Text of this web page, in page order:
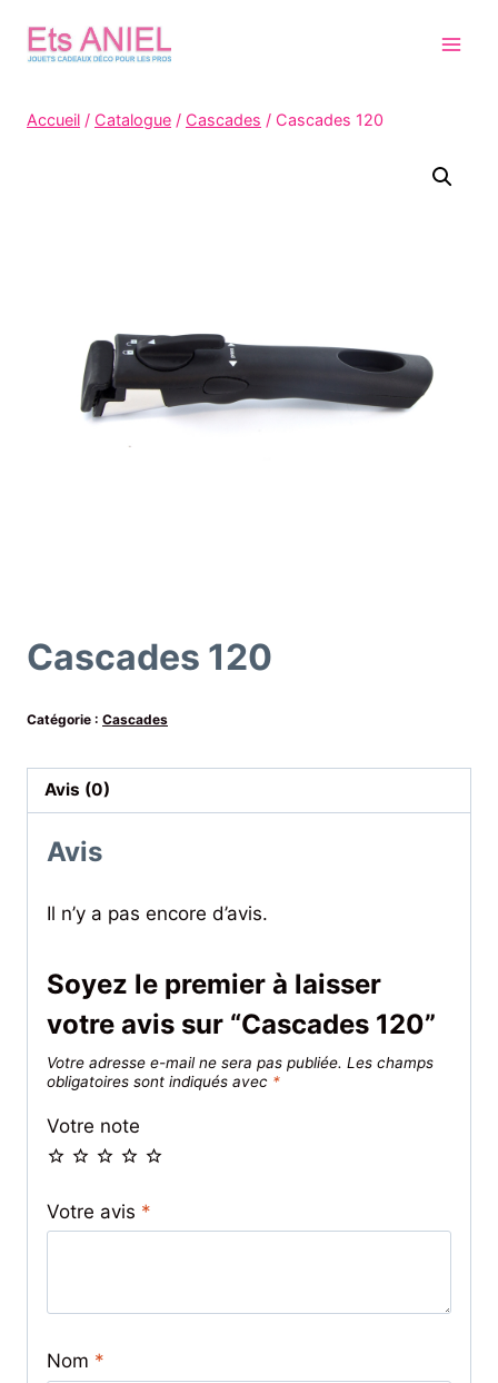
Accueil / Catalogue / Cascades / Cascades 120
Cascades 120
Catégorie : Cascades
Avis (0)
Avis
Il n’y a pas encore d’avis.
Soyez le premier à laisser
votre avis sur “Cascades 120”
Votre adresse e-mail ne sera pas publiée. Les champs
obligatoires sont indiqués avec *
Votre note
Votre avis *
Nom *